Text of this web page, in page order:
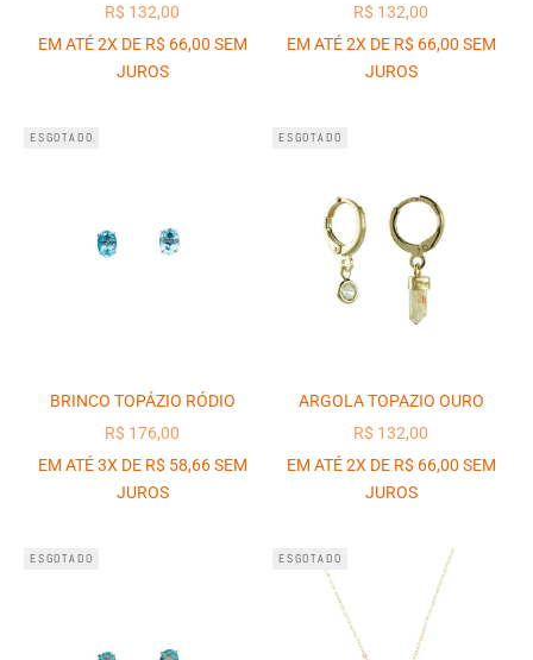
PREÇO PROMOCIONAL
R$ 132,00
EM ATÉ 2X DE R$ 66,00 SEM
JUROS
PREÇO PROMOCIONAL
R$ 132,00
EM ATÉ 2X DE R$ 66,00 SEM
JUROS
ESGOTADO
BRINCO TOPÁZIO RÓDIO
PREÇO PROMOCIONAL
R$ 176,00
EM ATÉ 3X DE R$ 58,66 SEM
JUROS
ESGOTADO
ARGOLA TOPAZIO OURO
PREÇO PROMOCIONAL
R$ 132,00
EM ATÉ 2X DE R$ 66,00 SEM
JUROS
ESGOTADO ESGOTADO